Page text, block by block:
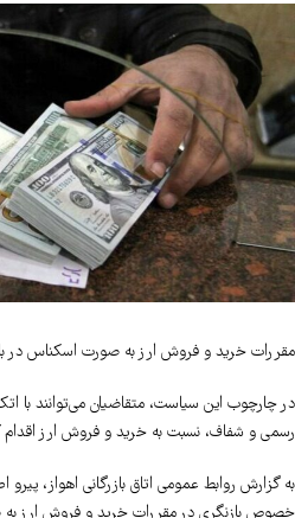
مقررات خرید و فروش ارز به صورت اسکناس در
در چارچوب این سیاست، متقاضیان می‌توانند با
رسمی و شفاف، نسبت به خرید و فروش ارز اقدام
به گزارش روابط عمومی اتاق بازرگانی اهواز،